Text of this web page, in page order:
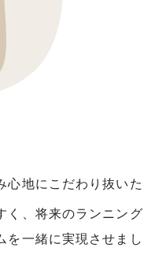
地にこだわり抜いた
く、将来のランニング
を一緒に実現させまし